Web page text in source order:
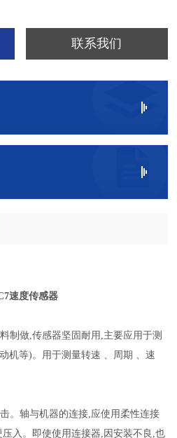
联系我们
速度传感器
制做,传感器坚固耐用,主要应用于测
机等)。用于测量转速 、周期 、速
。轴与机器的连接,应使用柔性连接
入。即使使用连接器,因安装不良,也